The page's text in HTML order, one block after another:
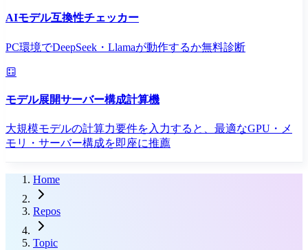
AIモデル互換性チェッカー
PC環境でDeepSeek・Llamaが動作するか無料診断
モデル展開サーバー構成計算機
大規模モデルの計算力要件を入力すると、最適なGPU・メ
モリ・サーバー構成を即座に推薦
Home
Repos
Topic